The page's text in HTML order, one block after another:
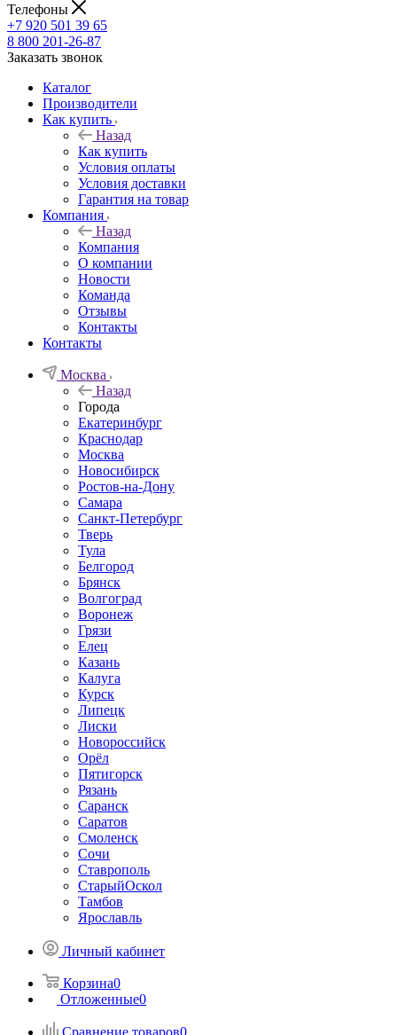
Телефоны
+7 920 501 39 65
8 800 201-26-87
Заказать звонок
Каталог
Производители
Как купить
Назад
Как купить
Условия оплаты
Условия доставки
Гарантия на товар
Компания
Назад
Компания
О компании
Новости
Команда
Отзывы
Контакты
Контакты
Москва
Назад
Города
Екатеринбург
Краснодар
Москва
Новосибирск
Ростов-на-Дону
Самара
Санкт-Петербург
Тверь
Тула
Белгород
Брянск
Волгоград
Воронеж
Грязи
Елец
Казань
Калуга
Курск
Липецк
Лиски
Новороссийск
Орёл
Пятигорск
Рязань
Саранск
Саратов
Смоленск
Сочи
Ставрополь
СтарыйОскол
Тамбов
Ярославль
Личный кабинет
Корзина0
Отложенные0
Сравнение товаров0